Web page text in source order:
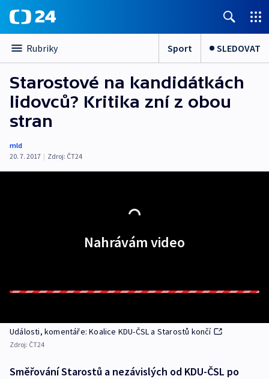
Rubriky Sport SLEDOVAT
Starostové na kandidátkách
lidovců? Kritika zní z obou
stran
mld
20. 7. 2017 | Zdroj: ČT24
Nahrávám video
Události, komentáře: Koalice KDU-ČSL a Starostů končí
Zdroj: ČT24
Směřování Starostů a nezávislých od KDU-ČSL po